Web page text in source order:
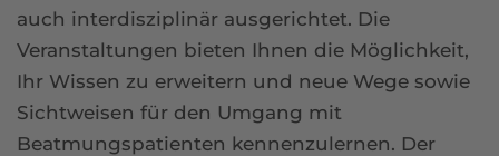
auch interdisziplinär ausgerichtet. Die
Veranstaltungen bieten Ihnen die Möglichkeit,
Ihr Wissen zu erweitern und neue Wege sowie
Sichtweisen für den Umgang mit
Beatmungspatienten kennenzulernen. Der